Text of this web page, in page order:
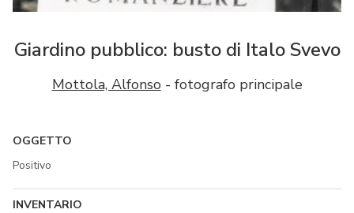
Giardino pubblico: busto di Italo Svevo
Mottola, Alfonso- fotografo principale
OGGETTO
Positivo
INVENTARIO